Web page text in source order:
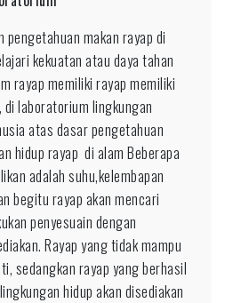
makan rayap di
kekuatan atau daya tahan
rayap memiliki rayap memiliki
di laboratorium lingkungan
atas dasar pengetahuan
hidup rayap di alam Beberapa
adalah suhu,kelembapan
begitu rayap akan mencari
penyesuain dengan
Rayap yang tidak mampu
sedangkan rayap yang berhasil
hidup akan disediakan